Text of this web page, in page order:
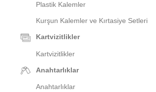
Plastik Kalemler
Kurşun Kalemler ve Kırtasiye Setleri
Kartvizitlikler
Kartvizitlikler
Anahtarlıklar
Anahtarlıklar